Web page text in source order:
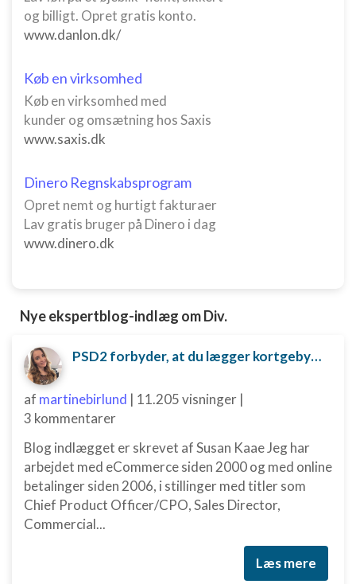
og billigt. Opret gratis konto.
www.danlon.dk/
Køb en virksomhed
Køb en virksomhed med
kunder og omsætning hos Saxis
www.saxis.dk
Dinero Regnskabsprogram
Opret nemt og hurtigt fakturaer
Lav gratis bruger på Dinero i dag
www.dinero.dk
Nye ekspertblog-indlæg om Div.
PSD2 forbyder, at du lægger kortgebyret ud til dine kunder fra 1. januar 2018
af martinebirlund | 11.205 visninger |
3 kommentarer
Blog indlægget er skrevet af Susan Kaae Jeg har
arbejdet med eCommerce siden 2000 og med online
betalinger siden 2006, i stillinger med titler som
Chief Product Officer/CPO, Sales Director,
Commercial...
Læs mere